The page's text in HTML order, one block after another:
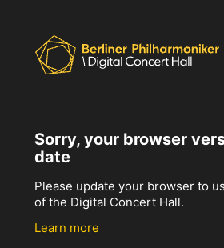
Sorry, your browser
date
Please update your browser to
of the Digital Concert Hall.
Learn more